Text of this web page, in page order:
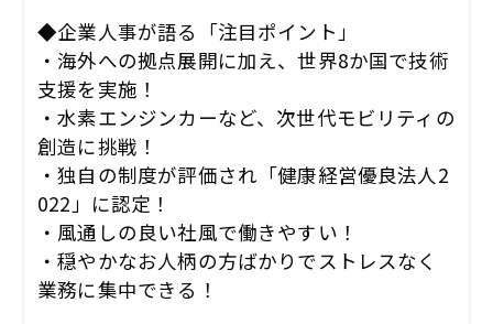
◆企業人事が語る「注目ポイント」
・海外への拠点展開に加え、世界8か国で技術
支援を実施！
・水素エンジンカーなど、次世代モビリティの
創造に挑戦！
・独自の制度が評価され「健康経営優良法人2
022」に認定！
・風通しの良い社風で働きやすい！
・穏やかなお人柄の方ばかりでストレスなく
業務に集中できる！